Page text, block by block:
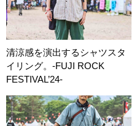
清涼感を演出するシャツスタ
イリング。-FUJI ROCK
FESTIVAL’24-